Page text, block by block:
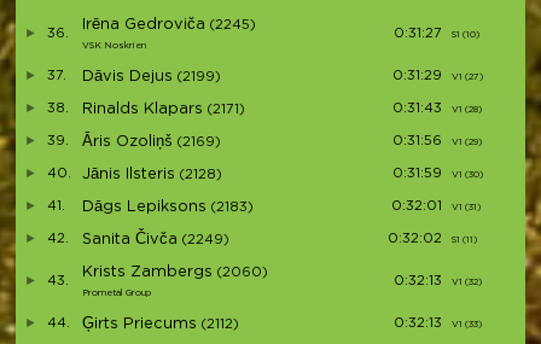
36.
Irēna Gedroviča (2245)
VSK Noskrien
0:31:27 S1 (10)
37. Dāvis Dejus (2199) 0:31:29 V1 (27)
38. Rinalds Klapars (2171) 0:31:43 V1 (28)
39. Āris Ozoliņš (2169) 0:31:56 V1 (29)
40. Jānis Ilsteris (2128) 0:31:59 V1 (30)
41. Dāgs Lepiksons (2183) 0:32:01 V1 (31)
42. Sanita Čivča (2249) 0:32:02 S1 (11)
43.
Krists Zambergs (2060)
Prometal Group
0:32:13 V1 (32)
44. Ģirts Priecums (2112) 0:32:13 V1 (33)